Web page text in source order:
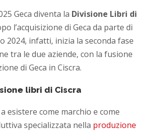
Geca diventa la Divisione Libri di
l’acquisizione di Geca da parte di
2024, infatti, inizia la seconda fase
tra le due aziende, con la fusione
di Geca in Ciscra.
libri di Ciscra
esistere come marchio e come
specializzata nella produzione